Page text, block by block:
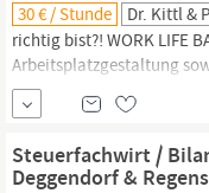
30 € / Stunde Dr. Kittl &
richtig bist?! WORK LIFE
Arbeitsplatzgestaltung
Büro
in zentraler,
(z.B. höhenverstellbare
Ausstattung FINANZEN &
Steuerfachwirt /
Deggendorf &